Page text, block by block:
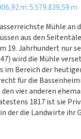
m: 5.579.839,59 m
Mühle an
aus den
19. Jahrhundert nur
wird die Mühle
Bereich der
für die
vier anderen
1817 ist sie
der die Landwirte ihr